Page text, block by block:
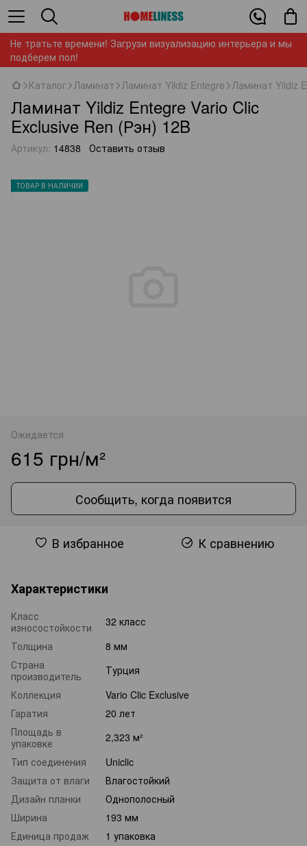
Не тратьте времени! Загрузи визуализацию интерьера и мы
подберем пол!
Каталог Ламинат Ламинат Yildiz Entegre Ламинат Yildiz
Ламинат Yildiz Entegre Vario Clic
Exclusive Ren (Рэн) 12B
Артикул: 14838 Оставить отзыв
ТОВАР В НАЛИЧИИ
Ожидается
615 грн/м²
Сообщить, когда появится
В избранное К сравнению
Характеристики
Класс
износостойкости
32 класс
Толщина
8 мм
Страна
производитель
Турция
Коллекция
Vario Clic Exclusive
Гаратия
20 лет
Площадь в
упаковке
2,323 м²
Тип соединения
Uniclic
Защита от влаги
Влагостойкий
Дизайн планки
Однополосный
Ширина
193 мм
Единица продаж
1 упаковка